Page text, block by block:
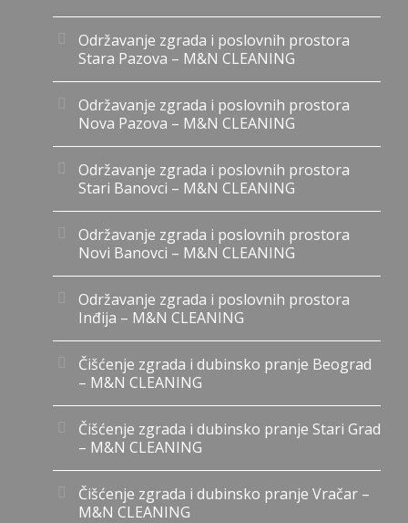
Održavanje zgrada i poslovnih prostora
Stara Pazova – M&N CLEANING
Održavanje zgrada i poslovnih prostora
Nova Pazova – M&N CLEANING
Održavanje zgrada i poslovnih prostora
Stari Banovci – M&N CLEANING
Održavanje zgrada i poslovnih prostora
Novi Banovci – M&N CLEANING
Održavanje zgrada i poslovnih prostora
Inđija – M&N CLEANING
Čišćenje zgrada i dubinsko pranje Beograd
– M&N CLEANING
Čišćenje zgrada i dubinsko pranje Stari Grad
– M&N CLEANING
Čišćenje zgrada i dubinsko pranje Vračar –
M&N CLEANING